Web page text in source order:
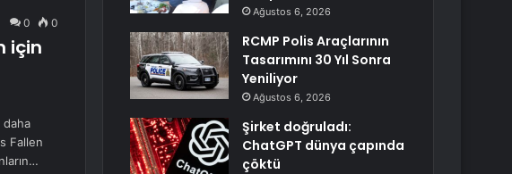
0 0
için
daha
Fallen
Ağustos 6, 2026
RCMP Polis Araçlarının
Tasarımını 30 Yıl Sonra
Yeniliyor
Ağustos 6, 2026
Şirket doğruladı:
ChatGPT dünya çapında
çöktü